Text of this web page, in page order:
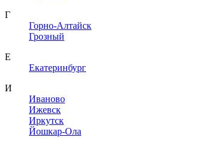
Г
Горно-Алтайск
Грозный
Е
Екатеринбург
И
Иваново
Ижевск
Иркутск
Йошкар-Ола